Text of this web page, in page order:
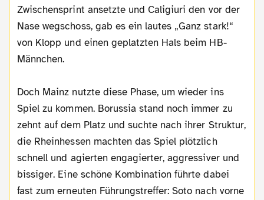
Zwischensprint ansetzte und Caligiuri den vor der
Nase wegschoss, gab es ein lautes „Ganz stark!“
von Klopp und einen geplatzten Hals beim HB-
Männchen.
Doch Mainz nutzte diese Phase, um wieder ins
Spiel zu kommen. Borussia stand noch immer zu
zehnt auf dem Platz und suchte nach ihrer Struktur,
die Rheinhessen machten das Spiel plötzlich
schnell und agierten engagierter, aggressiver und
bissiger. Eine schöne Kombination führte dabei
fast zum erneuten Führungstreffer: Soto nach vorne